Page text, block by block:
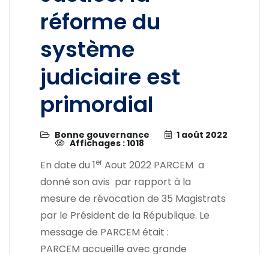
réforme du
système
judiciaire est
primordial
Bonne gouvernance 1 août 2022
Affichages : 1018
En date du 1er Aout 2022 PARCEM a
donné son avis par rapport à la
mesure de révocation de 35 Magistrats
par le Président de la République. Le
message de PARCEM était :
PARCEM accueille avec grande